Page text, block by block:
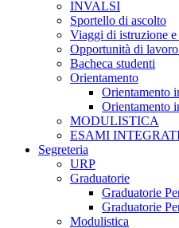
INVALSI
Sportello di ascolto
Viaggi di istruzione
Opportunità di
Bacheca studenti
Orientamento
Orientamento
Orientamento
MODULISTICA
ESAMI
Segreteria
URP
Graduatorie
Graduatorie
Graduatorie
Modulistica